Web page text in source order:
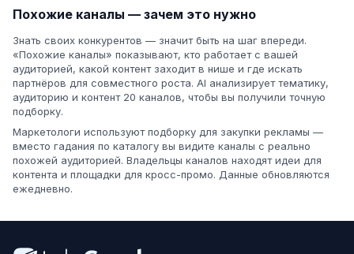
Похожие каналы — зачем это нужно
Знать своих конкурентов — значит быть на шаг впереди.
«Похожие каналы» показывают, кто работает с вашей
аудиторией, какой контент заходит в нише и где искать
партнёров для совместного роста. AI анализирует тематику,
аудиторию и контент 20 каналов, чтобы вы получили точную
подборку.
Маркетологи используют подборку для закупки рекламы —
вместо гадания по каталогу вы видите каналы с реально
похожей аудиторией. Владельцы каналов находят идеи для
контента и площадки для кросс-промо. Данные обновляются
ежедневно.